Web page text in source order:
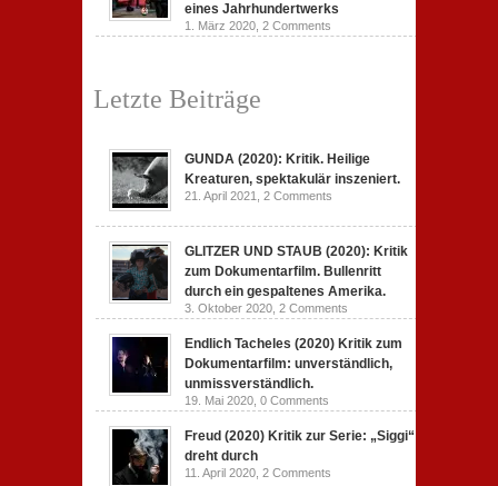
eines Jahrhundertwerks
1. März 2020, 2 Comments
Letzte Beiträge
GUNDA (2020): Kritik. Heilige
Kreaturen, spektakulär inszeniert.
21. April 2021, 2 Comments
GLITZER UND STAUB (2020): Kritik
zum Dokumentarfilm. Bullenritt
durch ein gespaltenes Amerika.
3. Oktober 2020, 2 Comments
Endlich Tacheles (2020) Kritik zum
Dokumentarfilm: unverständlich,
unmissverständlich.
19. Mai 2020, 0 Comments
Freud (2020) Kritik zur Serie: „Siggi“
dreht durch
11. April 2020, 2 Comments